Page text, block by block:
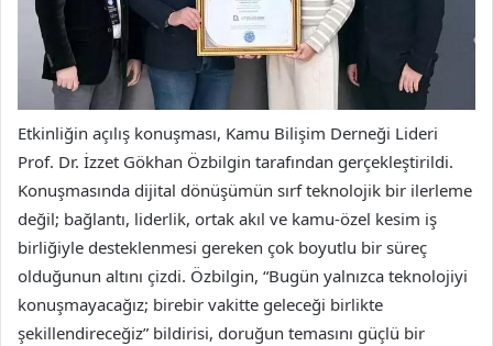
Etkinliğin açılış konuşması, Kamu Bilişim Derneği Lideri
Prof. Dr. İzzet Gökhan Özbilgin tarafından gerçekleştirildi.
Konuşmasında dijital dönüşümün sırf teknolojik bir ilerleme
değil; bağlantı, liderlik, ortak akıl ve kamu-özel kesim iş
birliğiyle desteklenmesi gereken çok boyutlu bir süreç
olduğunun altını çizdi. Özbilgin, “Bugün yalnızca teknolojiyi
konuşmayacağız; birebir vakitte geleceği birlikte
şekillendireceğiz” bildirisi, doruğun temasını güçlü bir